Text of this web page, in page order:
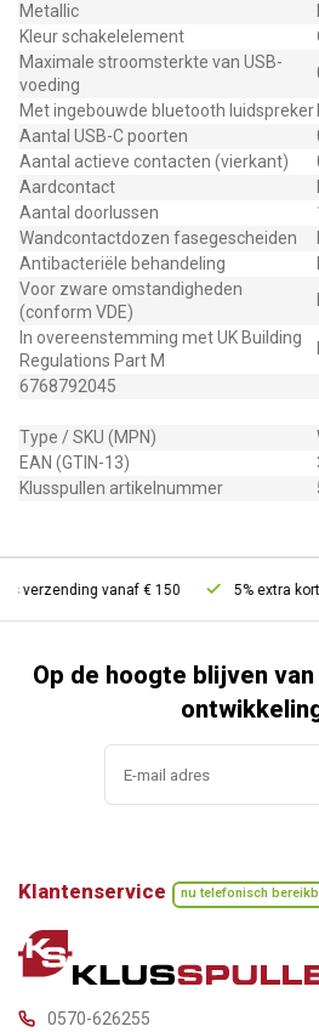
Metallic
Kleur schakelelement
Maximale stroomsterkte van USB-
voeding
Met ingebouwde bluetooth luidspreker
Aantal USB-C poorten
Aantal actieve contacten (vierkant)
Aardcontact
Aantal doorlussen
Wandcontactdozen fasegescheiden
Antibacteriële behandeling
Voor zware omstandigheden
(conform VDE)
In overeenstemming met UK Building
Regulations Part M
6768792045
Type / SKU (MPN)
EAN (GTIN-13)
Klusspullen artikelnummer
verzending vanaf € 150 5% extra
Op de hoogte blijven
Klantenservice nu telefonisch
0570-626255